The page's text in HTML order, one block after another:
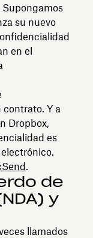
su nuevo
en el
Y a
Dropbox,
es
.
de
y
llamados